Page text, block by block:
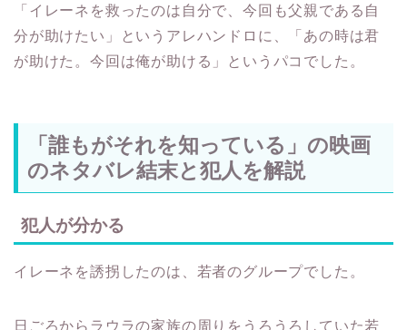
「イレーネを救ったのは自分で、今回も父親である自
分が助けたい」というアレハンドロに、「あの時は君
が助けた。今回は俺が助ける」というパコでした。
「誰もがそれを知っている」の映画
のネタバレ結末と犯人を解説
犯人が分かる
イレーネを誘拐したのは、若者のグループでした。
日ごろからラウラの家族の周りをうろうろしていた若